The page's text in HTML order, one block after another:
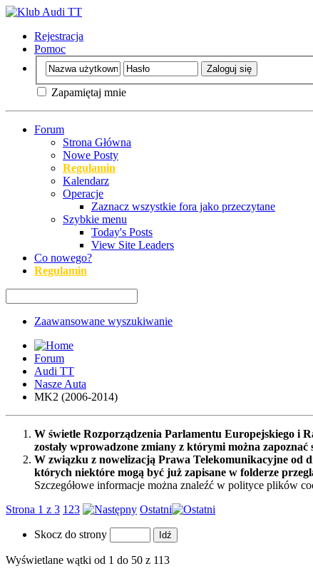
Rejestracja
Pomoc
Zapamiętaj mnie
Forum
Strona Główna
Nowe Posty
Regulamin
Kalendarz
Operacje
Zaznacz wszystkie fora jako przeczytane
Szybkie menu
Today's Posts
View Site Leaders
Co nowego?
Regulamin
Zaawansowane wyszukiwanie
Forum
Audi TT
Nasze Auta
MK2 (2006-2014)
W świetle Rozporządzenia Parlamentu Europejskiego i
zostały wprowadzone zmiany z którymi można zapoznać
W związku z nowelizacją Prawa Telekomunikacyjne od
których niektóre mogą być już zapisane w folderze
Szczegółowe informacje można znaleźć w polityce plików
Strona 1 z 3 1 23 Ostatni
Skocz do strony
Wyświetlane wątki od 1 do 50 z 113